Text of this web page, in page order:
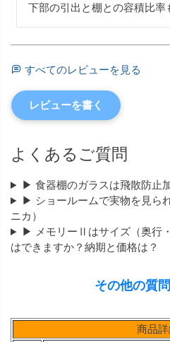
下部の引出と棚との容積比率
すべてのレビューを見る
レビューを書く
よくあるご質問
▶ 食器棚のガラスは飛散防止
▶ ショールームで実物を見ら
ニカ）
▶ メモリーⅡはサイズ（奥行
はできますか？納期と価格は？
その他の質
商品